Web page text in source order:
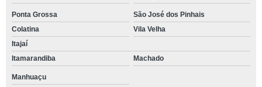
Ponta Grossa
São José dos Pinhais
Colatina
Vila Velha
Itajaí
Itamarandiba
Machado
Manhuaçu